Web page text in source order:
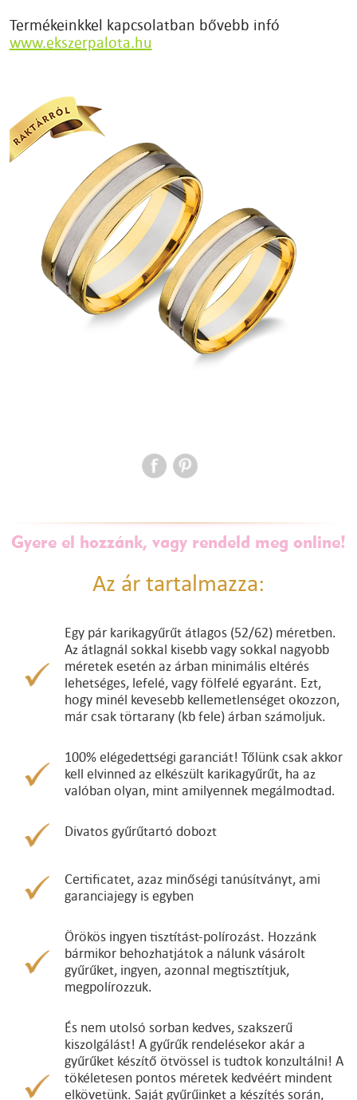
Termékeinkkel kapcsolatban bővebb infó
www.ekszerpalota.hu
Gyere el hozzánk, vagy rendeld meg online!
Az ár tartalmazza:
Egy pár karikagyűrűt átlagos (52/62) méretben.
Az átlagnál sokkal kisebb vagy sokkal nagyobb
méretek esetén az árban minimális eltérés
lehetséges, lefelé, vagy fölfelé egyaránt. Ezt,
hogy minél kevesebb kellemetlenséget okozzon,
már csak törtarany (kb fele) árban számoljuk.
100% elégedettségi garanciát! Tőlünk csak akkor
kell elvinned az elkészült karikagyűrűt, ha az
valóban olyan, mint amilyennek megálmodtad.
Divatos gyűrűtartó dobozt
Certificatet, azaz minőségi tanúsítványt, ami
garanciajegy is egyben
Örökös ingyen tisztítást-polírozást. Hozzánk
bármikor behozhatjátok a nálunk vásárolt
gyűrűket, ingyen, azonnal megtisztítjuk,
megpolírozzuk.
És nem utolsó sorban kedves, szakszerű
kiszolgálást! A gyűrűk rendelésekor akár a
gyűrűket készítő ötvössel is tudtok konzultálni! A
tökéletesen pontos méretek kedvéért mindent
elkövetünk. Saját gyűrűinket a készítés során,